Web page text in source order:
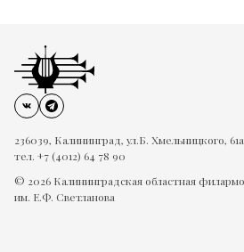
236039, Калининград, ул.Б. Хмельницкого, 61а
тел. +7 (4012) 64 78 90
© 2026 Калининградская областная
им. Е.Ф. Светланова